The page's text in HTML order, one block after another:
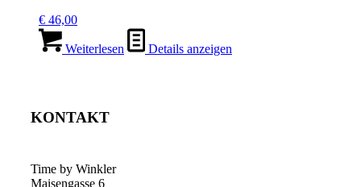
€ 46,00
Weiterlesen Details anzeigen
KONTAKT
Time by Winkler
Maisengasse 6